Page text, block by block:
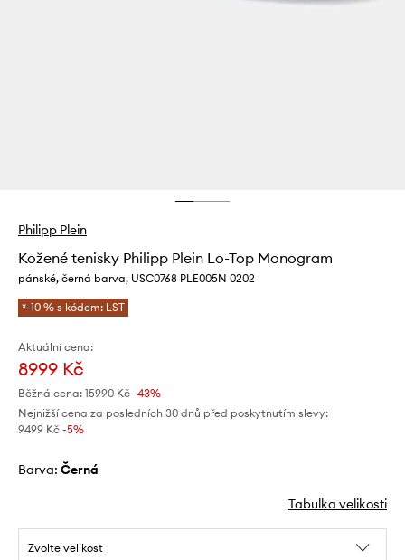
Philipp Plein
Kožené tenisky Philipp Plein Lo-Top Monogram
pánské, černá barva, USC0768 PLE005N 0202
*-10 % s kódem: LST
Aktuální cena:
8999 Kč
Běžná cena: 15990 Kč -43%
Nejnižší cena za posledních 30 dnů před poskytnutím slevy:
9499 Kč -5%
Barva: černá
Tabulka velikosti
Zvolte velikost